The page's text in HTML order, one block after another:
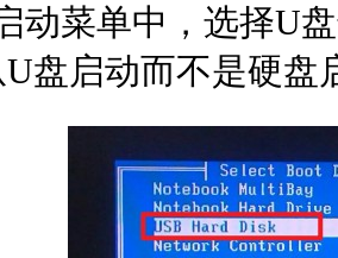
动菜单中，选择U
U盘启动而不是硬盘